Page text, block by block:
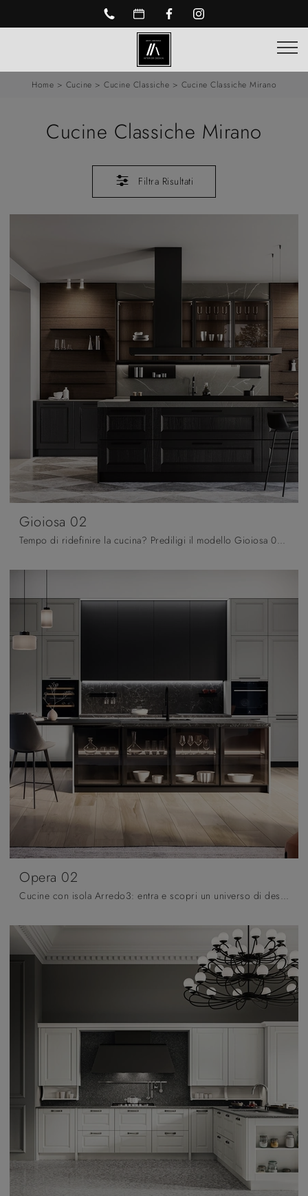
Home > Cucine > Cucine Classiche > Cucine Classiche Mirano
Cucine Classiche Mirano
Filtra Risultati
Gioiosa 02
Tempo di ridefinire la cucina? Prediligi il modello Gioiosa 02 Arredo3 tra le nostre Cucine Classiche con isola.
Opera 02
Cucine con isola Arredo3: entra e scopri un universo di design e contenuto estetico! La cucina tradizionale Opera 02 ti sta aspettando.